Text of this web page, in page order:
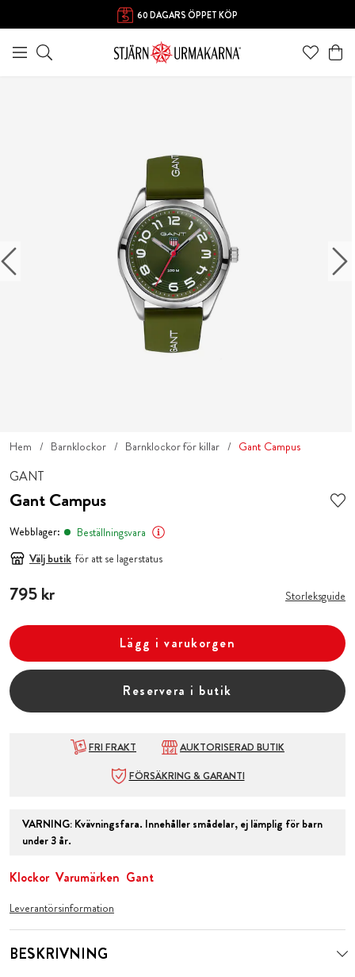
60 DAGARS ÖPPET KÖP
Hem Barnklockor Barnklockor för killar Gant Campus
GANT
Gant Campus
Webblager:
Beställningsvara
Välj butik för att se lagerstatus
Pris:795 kr
795 kr Storleksguide
Lägg i varukorgen
Reservera i butik
FRI FRAKT
AUKTORISERAD BUTIK
FÖRSÄKRING & GARANTI
VARNING: Kvävningsfara. Innehåller smådelar, ej lämplig för barn
under 3 år.
Klockor Varumärken Gant
Leverantörsinformation
BESKRIVNING